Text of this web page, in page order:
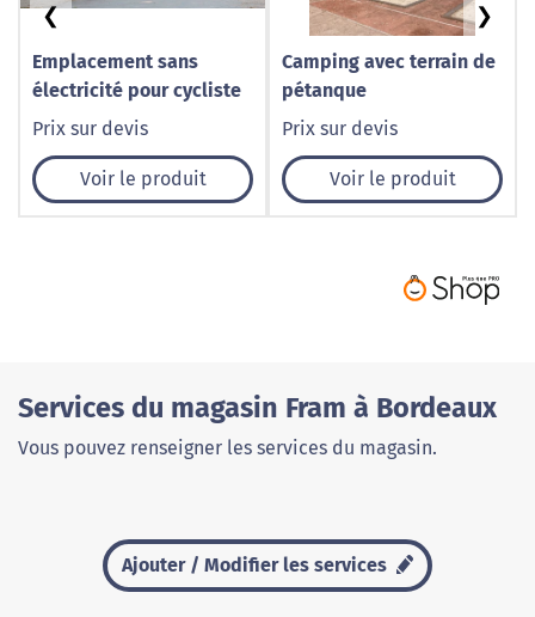
Emplacement sans
électricité pour cycliste
Prix sur devis
Voir le produit
Camping avec terrain de
pétanque
Prix sur devis
Voir le produit
❮ ❯
Services du magasin Fram à Bordeaux
Vous pouvez renseigner les services du magasin.
Ajouter / Modifier les services